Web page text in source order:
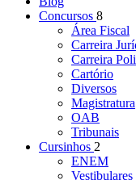
Concursos 8
Área Fiscal
Carreira
Carreira
Cartório
Diversos
Magistratura
OAB
Tribunais
Cursinhos 2
ENEM
Vestibulares